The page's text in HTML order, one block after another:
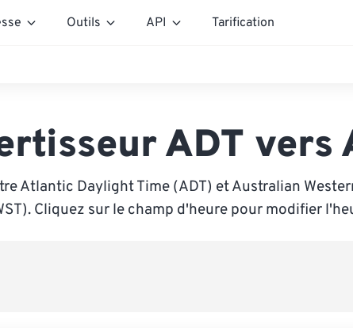
Outils API Tarification
ADT vers
Atlantic Daylight Time (ADT) et Australian
Cliquez sur le champ d'heure pour modifier